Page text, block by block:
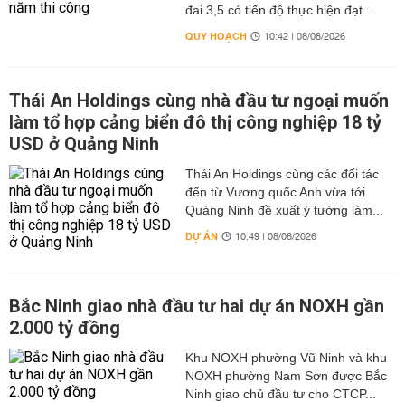
đai 3,5 có tiến độ thực hiện đạt...
QUY HOẠCH 10:42 | 08/08/2026
Thái An Holdings cùng nhà đầu tư ngoại muốn
làm tổ hợp cảng biển đô thị công nghiệp 18 tỷ
USD ở Quảng Ninh
Thái An Holdings cùng các đối tác
đến từ Vương quốc Anh vừa tới
Quảng Ninh đề xuất ý tưởng làm...
DỰ ÁN 10:49 | 08/08/2026
Bắc Ninh giao nhà đầu tư hai dự án NOXH gần
2.000 tỷ đồng
Khu NOXH phường Vũ Ninh và khu
NOXH phường Nam Sơn được Bắc
Ninh giao chủ đầu tư cho CTCP...